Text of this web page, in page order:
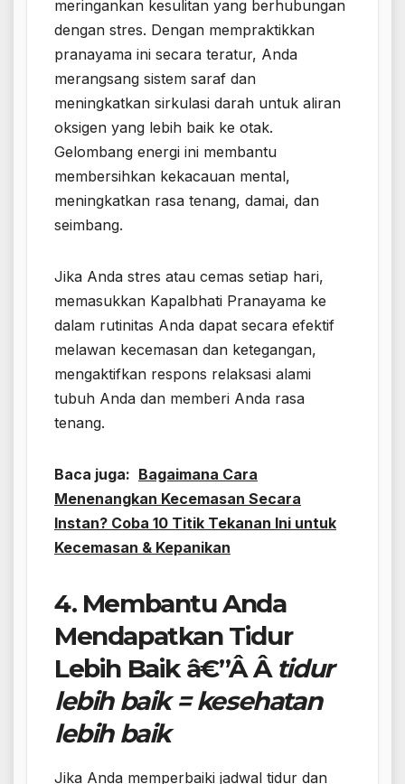
meringankan kesulitan yang berhubungan
dengan stres. Dengan mempraktikkan
pranayama ini secara teratur, Anda
merangsang sistem saraf dan
meningkatkan sirkulasi darah untuk aliran
oksigen yang lebih baik ke otak.
Gelombang energi ini membantu
membersihkan kekacauan mental,
meningkatkan rasa tenang, damai, dan
seimbang.
Jika Anda stres atau cemas setiap hari,
memasukkan Kapalbhati Pranayama ke
dalam rutinitas Anda dapat secara efektif
melawan kecemasan dan ketegangan,
mengaktifkan respons relaksasi alami
tubuh Anda dan memberi Anda rasa
tenang.
Baca juga: Bagaimana Cara
Menenangkan Kecemasan Secara
Instan? Coba 10 Titik Tekanan Ini untuk
Kecemasan & Kepanikan
4. Membantu Anda
Mendapatkan Tidur
Lebih Baik â€”ÂÂ tidur
lebih baik = kesehatan
lebih baik
Jika Anda memperbaiki jadwal tidur dan